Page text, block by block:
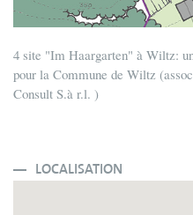
4 site "Im Haargarten" à Wiltz:
pour la Commune de Wiltz
Consult S.à r.l. )
LOCALISATION